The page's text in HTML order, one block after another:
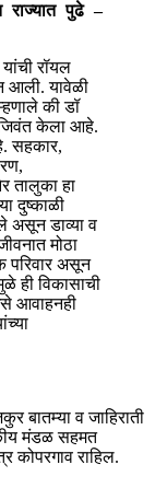
राज्यात पुढे –
रॉयल
आली. यावेळी
की डॉ
जिवंत केला आहे.
सहकार,
तालुका हा
दुष्काळी
असून डाव्या व
मोठा
परिवार असून
ही विकासाची
आवाहनही
बातम्या व जाहिराती
मंडळ सहमत
कोपरगाव राहिल.